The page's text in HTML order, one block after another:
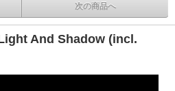
次の商品へ
And Shadow (incl.